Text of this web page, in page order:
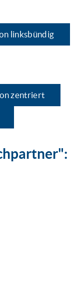
linksbündig
zentriert